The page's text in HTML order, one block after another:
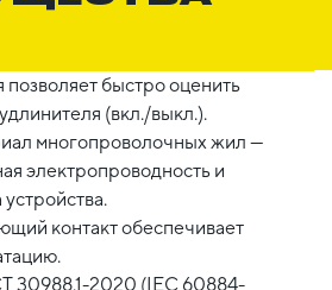
позволяет быстро оценить
(вкл./выкл.).
многопроволочных жил —
электропроводность и
контакт обеспечивает
30988.1-2020 (IEC 60884-